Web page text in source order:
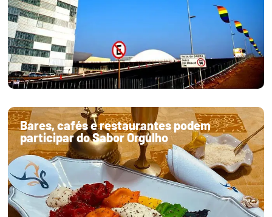
Bares, cafés e restaurantes podem
participar do Sabor Orgulho